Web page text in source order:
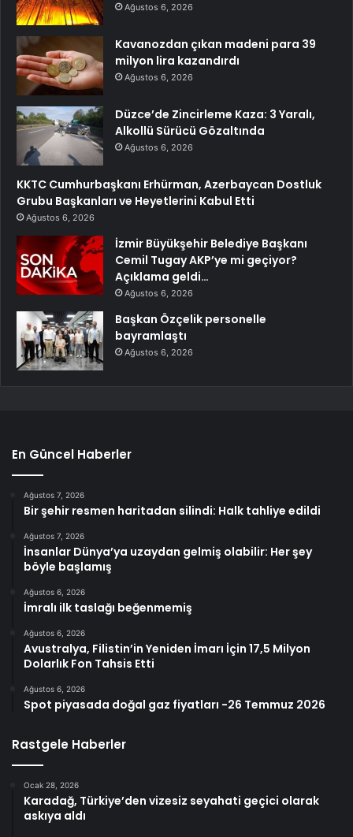
Ağustos 6, 2026
Kavanozdan çıkan madeni para 39
milyon lira kazandırdı
Ağustos 6, 2026
Düzce’de Zincirleme Kaza: 3 Yaralı,
Alkollü Sürücü Gözaltında
Ağustos 6, 2026
KKTC Cumhurbaşkanı Erhürman, Azerbaycan Dostluk
Grubu Başkanları ve Heyetlerini Kabul Etti
Ağustos 6, 2026
İzmir Büyükşehir Belediye Başkanı
Cemil Tugay AKP’ye mi geçiyor?
Açıklama geldi…
Ağustos 6, 2026
Başkan Özçelik personelle
bayramlaştı
Ağustos 6, 2026
En Güncel Haberler
Ağustos 7, 2026
Bir şehir resmen haritadan silindi: Halk tahliye edildi
Ağustos 7, 2026
İnsanlar Dünya’ya uzaydan gelmiş olabilir: Her şey
böyle başlamış
Ağustos 6, 2026
İmralı ilk taslağı beğenmemiş
Ağustos 6, 2026
Avustralya, Filistin’in Yeniden İmarı İçin 17,5 Milyon
Dolarlık Fon Tahsis Etti
Ağustos 6, 2026
Spot piyasada doğal gaz fiyatları -26 Temmuz 2026
Rastgele Haberler
Ocak 28, 2026
Karadağ, Türkiye’den vizesiz seyahati geçici olarak
askıya aldı